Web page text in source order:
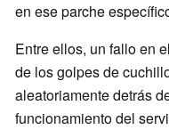
en ese parche
Entre ellos, un fallo en
de los golpes de
aleatoriamente detrás
funcionamiento del